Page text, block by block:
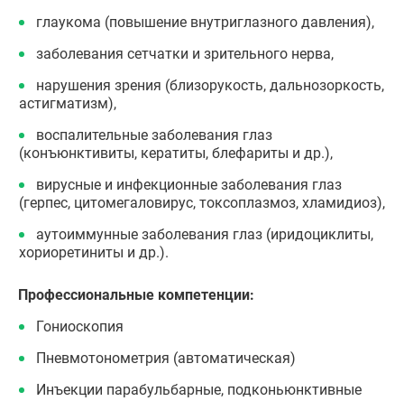
глаукома (повышение внутриглазного давления),
заболевания сетчатки и зрительного нерва,
нарушения зрения (близорукость, дальнозоркость,
астигматизм),
воспалительные заболевания глаз
(конъюнктивиты, кератиты, блефариты и др.),
вирусные и инфекционные заболевания глаз
(герпес, цитомегаловирус, токсоплазмоз, хламидиоз),
аутоиммунные заболевания глаз (иридоциклиты,
хориоретиниты и др.).
Профессиональные компетенции:
Гониоскопия
Пневмотонометрия (автоматическая)
Инъекции парабульбарные, подконьюнктивные